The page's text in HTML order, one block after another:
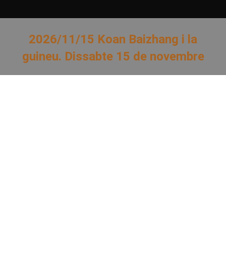
2026/11/15 Koan Baizhang i la
guineu. Dissabte 15 de novembre